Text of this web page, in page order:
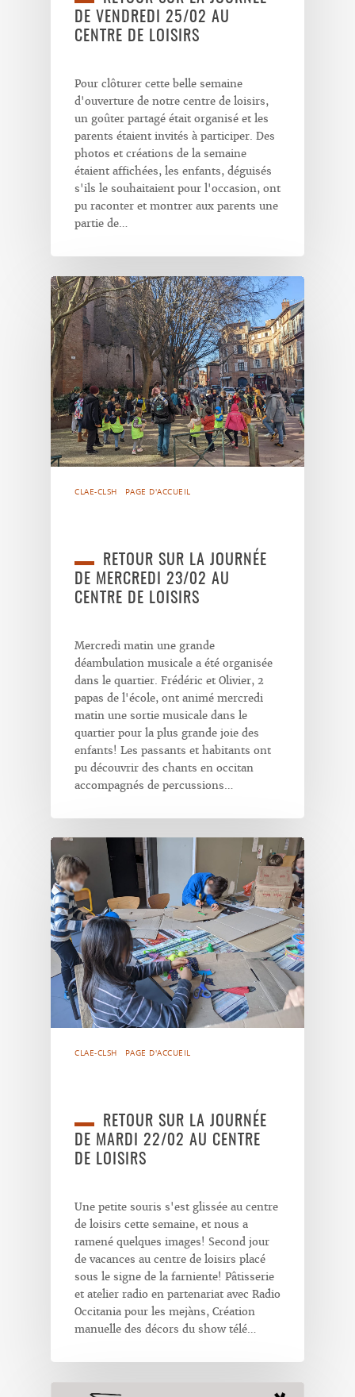
DE VENDREDI 25/02 AU
CENTRE DE LOISIRS
Pour clôturer cette belle semaine
d'ouverture de notre centre de loisirs,
un goûter partagé était organisé et les
parents étaient invités à participer. Des
photos et créations de la semaine
étaient affichées, les enfants, déguisés
s'ils le souhaitaient pour l'occasion, ont
pu raconter et montrer aux parents une
partie de…
CLAE-CLSH PAGE D'ACCUEIL
RETOUR SUR LA JOURNÉE
DE MERCREDI 23/02 AU
CENTRE DE LOISIRS
Mercredi matin une grande
déambulation musicale a été organisée
dans le quartier. Frédéric et Olivier, 2
papas de l'école, ont animé mercredi
matin une sortie musicale dans le
quartier pour la plus grande joie des
enfants! Les passants et habitants ont
pu découvrir des chants en occitan
accompagnés de percussions…
CLAE-CLSH PAGE D'ACCUEIL
RETOUR SUR LA JOURNÉE
DE MARDI 22/02 AU CENTRE
DE LOISIRS
Une petite souris s'est glissée au centre
de loisirs cette semaine, et nous a
ramené quelques images! Second jour
de vacances au centre de loisirs placé
sous le signe de la farniente! Pâtisserie
et atelier radio en partenariat avec Radio
Occitania pour les mejàns, Création
manuelle des décors du show télé…